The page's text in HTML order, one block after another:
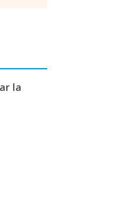
la